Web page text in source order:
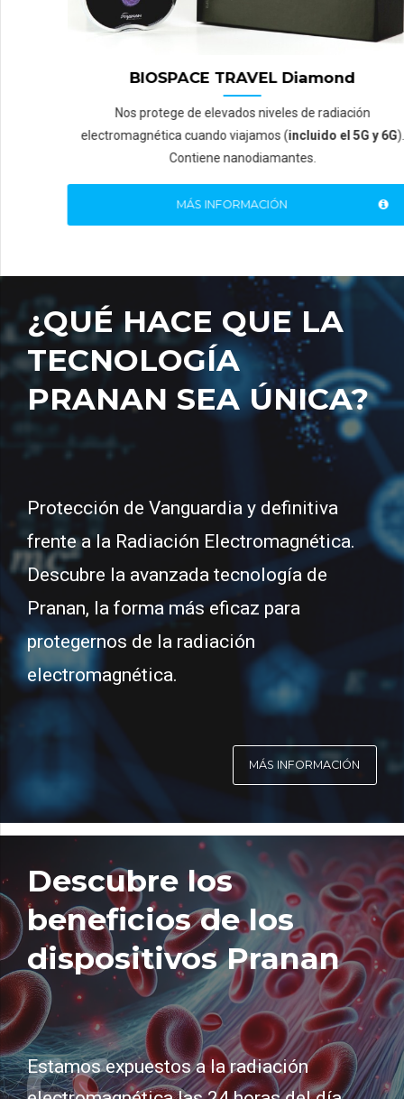
BIOSPACE TRAVEL Diamond
Nos protege de elevados niveles de radiación
electromagnética cuando viajamos (incluido el 5G y 6G).
Contiene nanodiamantes.
MÁS INFORMACIÓN
¿QUÉ HACE QUE LA
TECNOLOGÍA
PRANAN SEA ÚNICA?
Protección de Vanguardia y definitiva
frente a la Radiación Electromagnética.
Descubre la avanzada tecnología de
Pranan, la forma más eficaz para
protegernos de la radiación
electromagnética.
MÁS INFORMACIÓN
Descubre los
beneficios de los
dispositivos Pranan
Estamos expuestos a la radiación